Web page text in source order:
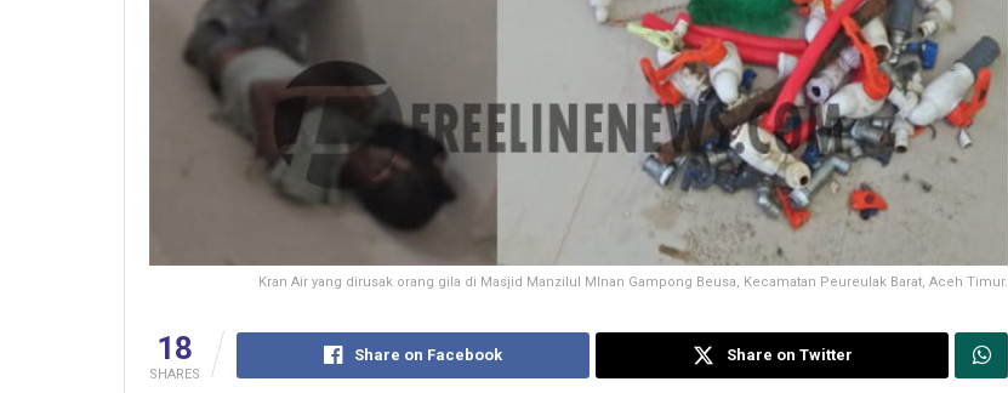
Kran Air yang dirusak orang gila di Masjid Manzilul MInan Gampong Beusa, Kecamatan Peureulak Barat, Aceh Timur.
18
SHARES
Share on Facebook Share on Twitter